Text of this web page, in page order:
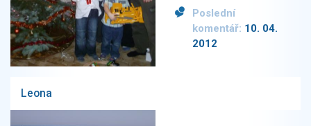
Poslední
komentář: 10. 04.
2012
Leona